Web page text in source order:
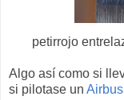
petirrojo
Algo así como si
si pilotase un Airbus